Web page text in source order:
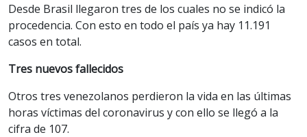
Desde Brasil llegaron tres de los cuales no se indicó la
procedencia. Con esto en todo el país ya hay 11.191
casos en total.
Tres nuevos fallecidos
Otros tres venezolanos perdieron la vida en las últimas
horas víctimas del coronavirus y con ello se llegó a la
cifra de 107.